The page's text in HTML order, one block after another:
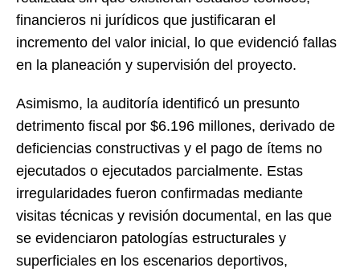
financieros ni jurídicos que justificaran el
incremento del valor inicial, lo que evidenció fallas
en la planeación y supervisión del proyecto.
Asimismo, la auditoría identificó un presunto
detrimento fiscal por $6.196 millones, derivado de
deficiencias constructivas y el pago de ítems no
ejecutados o ejecutados parcialmente. Estas
irregularidades fueron confirmadas mediante
visitas técnicas y revisión documental, en las que
se evidenciaron patologías estructurales y
superficiales en los escenarios deportivos,